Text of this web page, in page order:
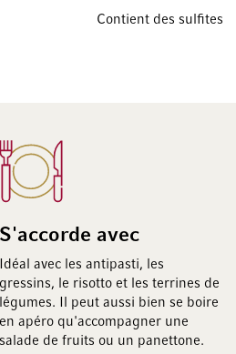
Contient des sulfites
S'accorde avec
Idéal avec les antipasti, les
gressins, le risotto et les terrines de
légumes. Il peut aussi bien se boire
en apéro qu'accompagner une
salade de fruits ou un panettone.